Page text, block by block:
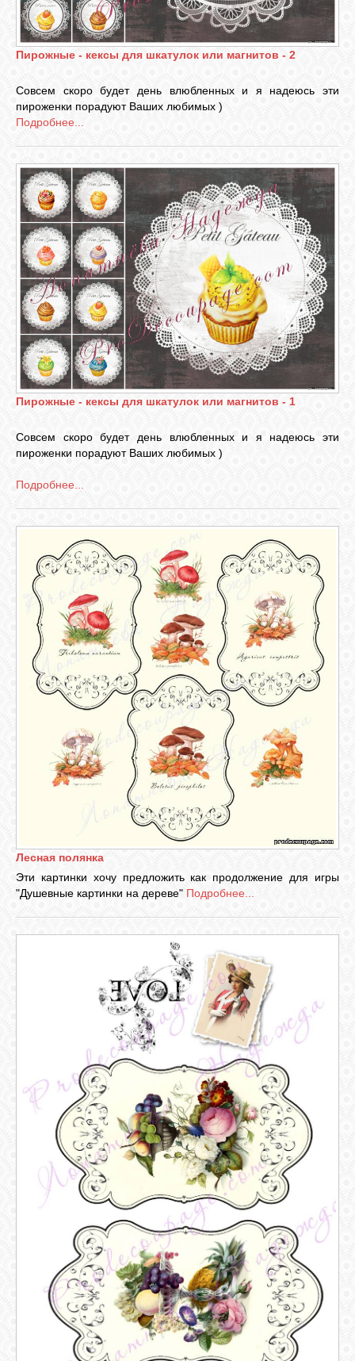
RSS
VK
YOUTUBE
PINTEREST
Пирожные - кексы для шкатулок или магнитов - 2
Совсем скоро будет день влюбленных и я надеюсь эти
пироженки порадуют Ваших любимых )
Подробнее...
Пирожные - кексы для шкатулок или магнитов - 1
Совсем скоро будет день влюбленных и я надеюсь эти
пироженки порадуют Ваших любимых )
Подробнее...
Лесная полянка
Эти картинки хочу предложить как продолжение для игры
"Душевные картинки на дереве" Подробнее...